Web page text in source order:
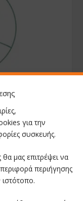
για την
συσκευής.
μας επιτρέψει να
περιήγησης